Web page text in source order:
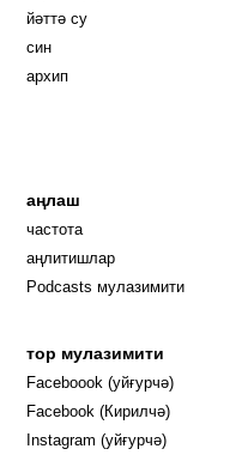
йәттә су
син
архип
аңлаш
частота
аңлитишлар
Podcasts мулазимити
тор мулазимити
Faceboook (уйғурчә) Opens in
Facebook (Кирилчә) Opens in
Instagram (уйғурчә) Opens in